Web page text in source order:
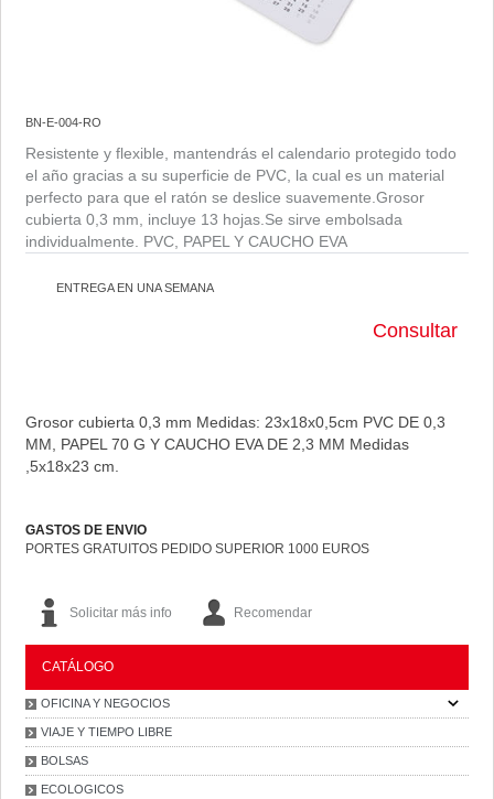
BN-E-004-RO
Resistente y flexible, mantendrás el calendario protegido todo
el año gracias a su superficie de PVC, la cual es un material
perfecto para que el ratón se deslice suavemente.Grosor
cubierta 0,3 mm, incluye 13 hojas.Se sirve embolsada
individualmente. PVC, PAPEL Y CAUCHO EVA
ENTREGA EN UNA SEMANA
Consultar
Grosor cubierta 0,3 mm Medidas: 23x18x0,5cm PVC DE 0,3
MM, PAPEL 70 G Y CAUCHO EVA DE 2,3 MM Medidas
,5x18x23 cm.
GASTOS DE ENVIO
PORTES GRATUITOS PEDIDO SUPERIOR 1000 EUROS
Solicitar más info Recomendar
CATÁLOGO
OFICINA Y NEGOCIOS
VIAJE Y TIEMPO LIBRE
BOLSAS
ECOLOGICOS